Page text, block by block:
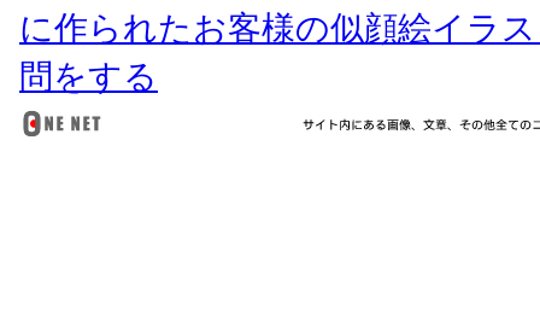
に作られたお客様の似顔絵イラ
問をする